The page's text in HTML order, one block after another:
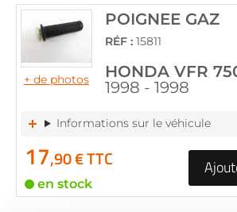
+ de photos
POIGNEE GAZ
RÉF : 15811
HONDA VFR
1998 - 1998
Informations sur le véhicule
17,90 € TTC
en stock